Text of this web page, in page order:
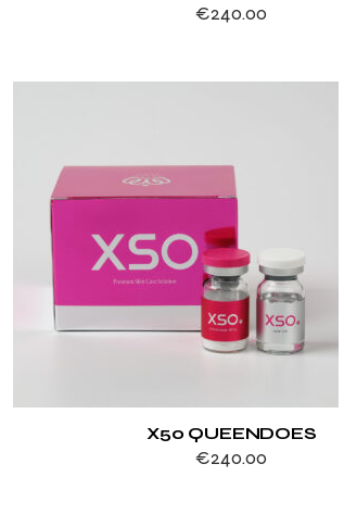
€240.00
X50 QUEENDOES
€240.00